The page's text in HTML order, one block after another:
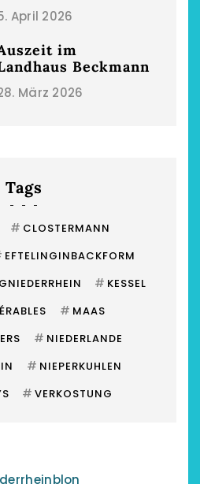
April 2026
im
Beckmann
März 2026
Tags
# CLOSTERMANN
EFTELINGINBACKFORM
# KESSEL
# MAAS
# NIEDERLANDE
# NIEPERKUHLEN
# VERKOSTUNG